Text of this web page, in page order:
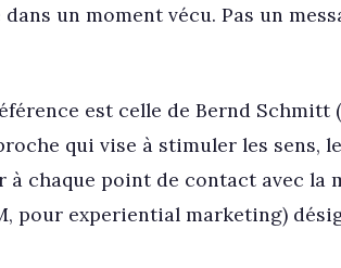
un moment vécu. Pas un
est celle de Bernd Schmitt
qui vise à stimuler les sens,
à chaque point de contact avec la
pour experiential marketing)